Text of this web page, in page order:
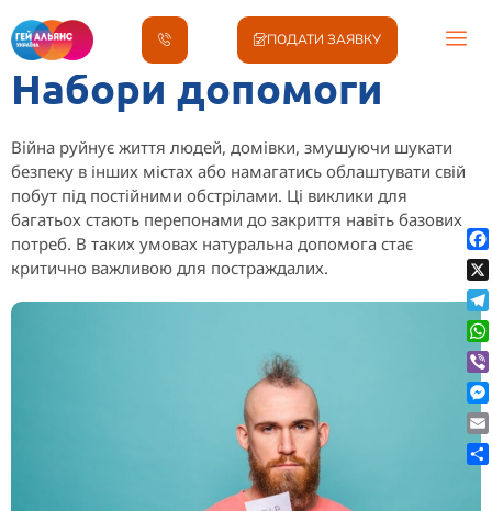
ПОДАТИ ЗАЯВКУ
Набори допомоги
Війна руйнує життя людей, домівки, змушуючи шукати
безпеку в інших містах або намагатись облаштувати свій
побут під постійними обстрілами. Ці виклики для
багатьох стають перепонами до закриття навіть базових
потреб. В таких умовах натуральна допомога стає
критично важливою для постраждалих.
X